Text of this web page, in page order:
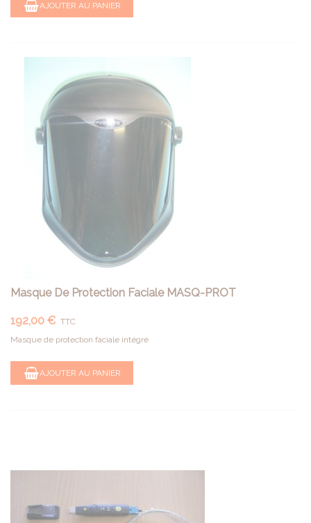
AJOUTER AU PANIER
Masque De Protection Faciale MASQ-PROT
192,00 € TTC
Masque de protection faciale intégré
AJOUTER AU PANIER